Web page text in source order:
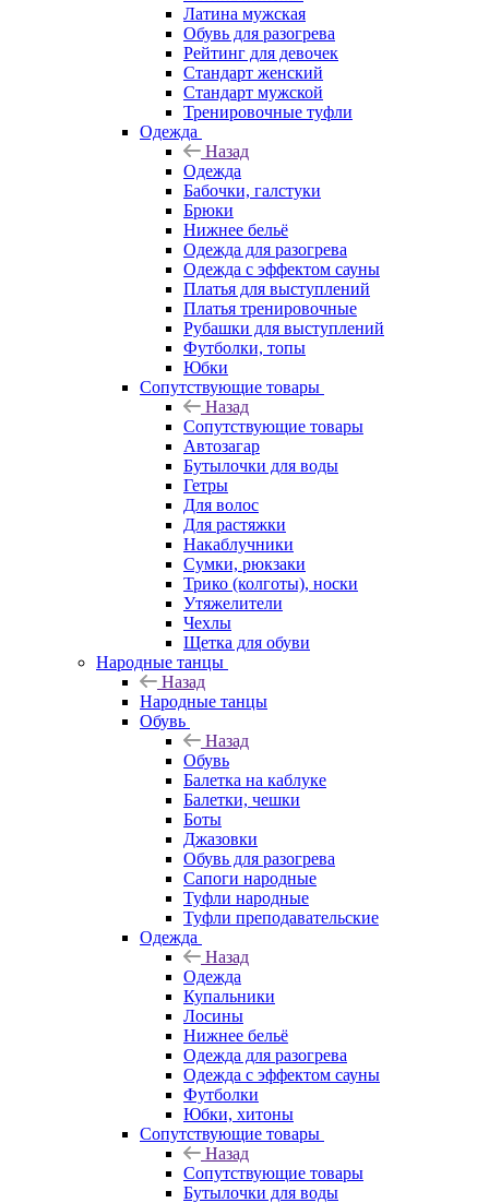
Латина мужская
Обувь для разогрева
Рейтинг для девочек
Стандарт женский
Стандарт мужской
Тренировочные туфли
Одежда
Назад
Одежда
Бабочки, галстуки
Брюки
Нижнее бельё
Одежда для разогрева
Одежда с эффектом сауны
Платья для выступлений
Платья тренировочные
Рубашки для выступлений
Футболки, топы
Юбки
Сопутствующие товары
Назад
Сопутствующие товары
Автозагар
Бутылочки для воды
Гетры
Для волос
Для растяжки
Накаблучники
Сумки, рюкзаки
Трико (колготы), носки
Утяжелители
Чехлы
Щетка для обуви
Народные танцы
Назад
Народные танцы
Обувь
Назад
Обувь
Балетка на каблуке
Балетки, чешки
Боты
Джазовки
Обувь для разогрева
Сапоги народные
Туфли народные
Туфли преподавательские
Одежда
Назад
Одежда
Купальники
Лосины
Нижнее бельё
Одежда для разогрева
Одежда с эффектом сауны
Футболки
Юбки, хитоны
Сопутствующие товары
Назад
Сопутствующие товары
Бутылочки для воды